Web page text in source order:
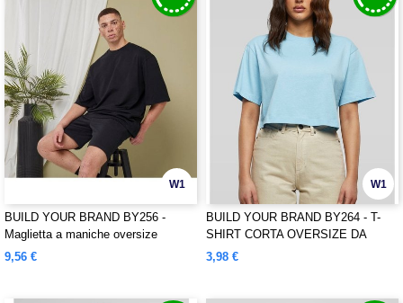
W1
BUILD YOUR BRAND BY256 -
Maglietta a maniche oversize
9,56 €
W1
BUILD YOUR BRAND BY264 - T-
SHIRT CORTA OVERSIZE DA
DONNA
3,98 €